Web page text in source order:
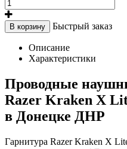
В корзину Быстрый заказ
Описание
Характеристики
Проводные
Razer Kraken X
в Донецке ДНР
Гарнитура Razer Kraken X